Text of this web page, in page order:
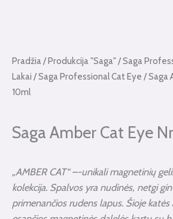
Pradžia/Produkcija "Saga"/Saga
Lakai /Saga Professional Cat Eye / Saga
10ml
Saga Amber Cat Eye
„AMBER CAT“ –-unikali magnetinių
kolekcija. Spalvos yra nudinės, netgi
primenančios rudens lapus. Šioje katės